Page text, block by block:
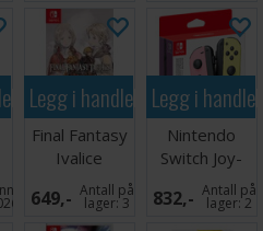
Legg i handlekurven
Final Fantasy
Ivalice
Chronicles
Switch
649,- Antall på
lager:3
Legg i
Nintendo
Switch Joy-
Con Rosa/Gul
832,- Antall på
lager:2